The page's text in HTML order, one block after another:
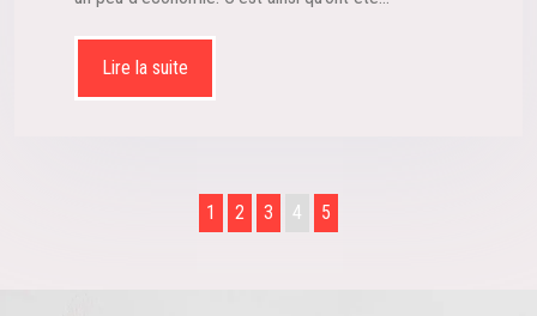
Lire la suite
1 2 3 4 5